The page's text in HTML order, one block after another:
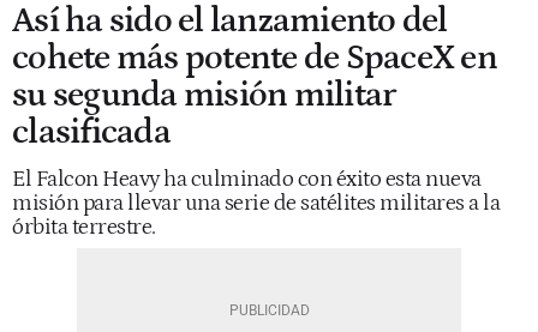
Así ha sido el lanzamiento del
cohete más potente de SpaceX en
su segunda misión militar
clasificada
El Falcon Heavy ha culminado con éxito esta nueva
misión para llevar una serie de satélites militares a la
órbita terrestre.